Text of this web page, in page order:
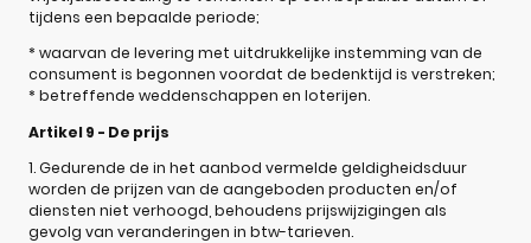
tijdens een bepaalde periode;
* waarvan de levering met uitdrukkelijke instemming van de
consument is begonnen voordat de bedenktijd is verstreken;
* betreffende weddenschappen en loterijen.
Artikel 9 - De prijs
1. Gedurende de in het aanbod vermelde geldigheidsduur
worden de prijzen van de aangeboden producten en/of
diensten niet verhoogd, behoudens prijswijzigingen als
gevolg van veranderingen in btw-tarieven.